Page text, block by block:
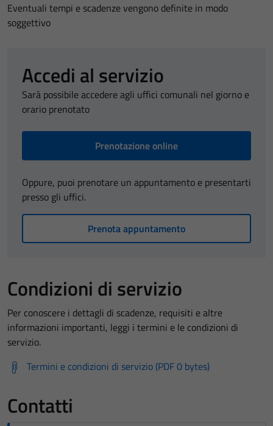
Eventuali tempi e scadenze vengono definite in modo
soggettivo
Accedi al servizio
Sarà possibile accedere agli uffici comunali nel giorno e
orario prenotato
Prenotazione online
Oppure, puoi prenotare un appuntamento e presentarti
presso gli uffici.
Prenota appuntamento
Condizioni di servizio
Per conoscere i dettagli di scadenze, requisiti e altre
informazioni importanti, leggi i termini e le condizioni di
servizio.
Termini e condizioni di servizio (PDF 0 bytes)
Contatti